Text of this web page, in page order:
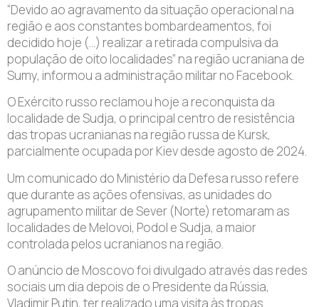
“Devido ao agravamento da situação operacional na
região e aos constantes bombardeamentos, foi
decidido hoje (…) realizar a retirada compulsiva da
população de oito localidades” na região ucraniana de
Sumy, informou a administração militar no Facebook.
O Exército russo reclamou hoje a reconquista da
localidade de Sudja, o principal centro de resistência
das tropas ucranianas na região russa de Kursk,
parcialmente ocupada por Kiev desde agosto de 2024.
Um comunicado do Ministério da Defesa russo refere
que durante as ações ofensivas, as unidades do
agrupamento militar de Sever (Norte) retomaram as
localidades de Melovoi, Podol e Sudja, a maior
controlada pelos ucranianos na região.
O anúncio de Moscovo foi divulgado através das redes
sociais um dia depois de o Presidente da Rússia,
Vladimir Putin, ter realizado uma visita às tropas